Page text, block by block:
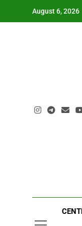
August 6, 2026